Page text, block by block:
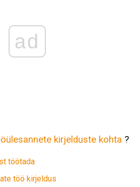
ad
kirjelduste kohta ?
töötada
töö kirjeldus